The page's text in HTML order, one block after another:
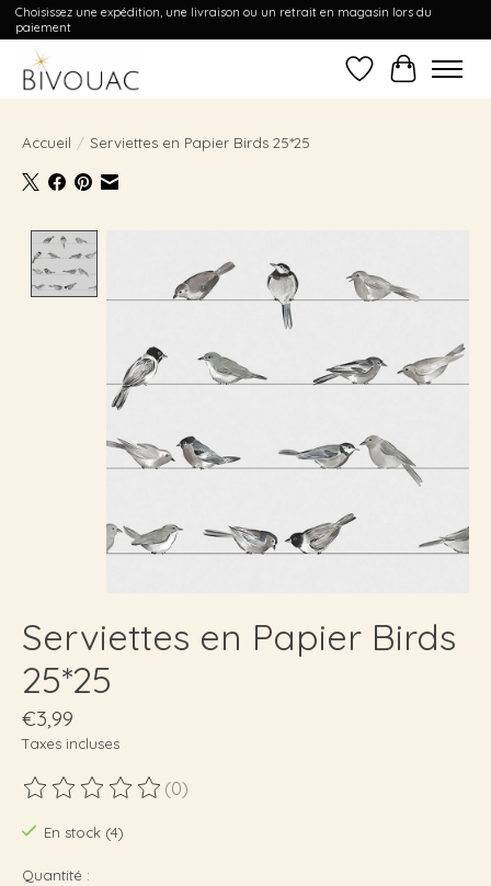
Choisissez une expédition, une livraison ou un retrait en magasin lors du
paiement
Liste dePanier
Accueil / Serviettes en Papier Birds 25*25
Serviettes en Papier Birds
25*25
€3,99
Taxes incluses
Ce produit est évalué à
(0)
En stock (4)
Quantité :